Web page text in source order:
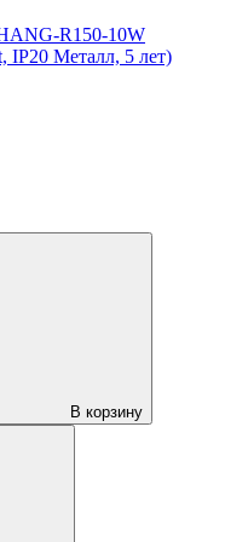
R150-10W
IP20 Металл, 5 лет)
В корзину